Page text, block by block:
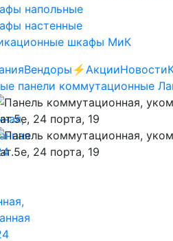
напольные
настенные
шкафы МиК
Вендоры ⚡️АкцииНовости
панели коммутационные